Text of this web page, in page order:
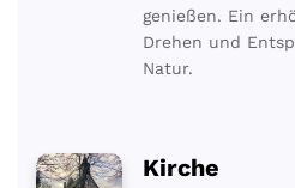
genießen. Ein
Drehen und
Natur.
Kirche